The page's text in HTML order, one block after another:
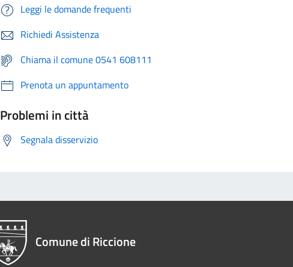
Leggi le domande frequenti
Richiedi Assistenza
Chiama il comune 0541 608111
Prenota un appuntamento
Problemi in città
Segnala disservizio
Comune di Riccione